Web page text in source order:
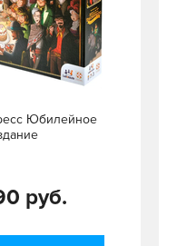
Юбилейное
руб.